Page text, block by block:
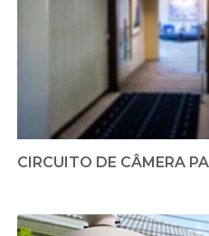
CIRCUITO DE CÂMERA